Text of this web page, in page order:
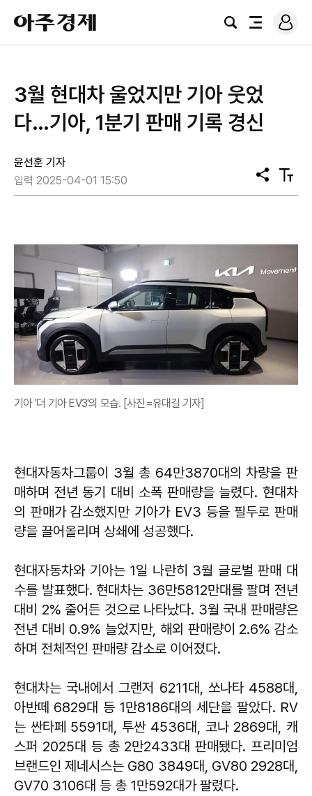
아
주
경
검
전
로
그
3월 현대차 울었지만 기아 웃었
다…기아, 1분기 판매 기록 경신
윤선훈 기자
입력 2025-04-01 15:50
공
유
텍
스
기아 '더 기아 EV3'의 모습. [사진=유대길 기자]
현대자동차그룹이 3월 총 64만3870대의 차량을 판
매하며 전년 동기 대비 소폭 판매량을 늘렸다. 현대차
의 판매가 감소했지만 기아가 EV3 등을 필두로 판매
량을 끌어올리며 상쇄에 성공했다.
현대자동차와 기아는 1일 나란히 3월 글로벌 판매 대
수를 발표했다. 현대차는 36만5812만대를 팔며 전년
대비 2% 줄어든 것으로 나타났다. 3월 국내 판매량은
전년 대비 0.9% 늘었지만, 해외 판매량이 2.6% 감소
하며 전체적인 판매량 감소로 이어졌다.
현대차는 국내에서 그랜저 6211대, 쏘나타 4588대,
아반떼 6829대 등 1만8186대의 세단을 팔았다. RV
는 싼타페 5591대, 투싼 4536대, 코나 2869대, 캐
스퍼 2025대 등 총 2만2433대 판매됐다. 프리미엄
브랜드인 제네시스는 G80 3849대, GV80 2928대,
GV70 3106대 등 총 1만592대가 팔렸다.